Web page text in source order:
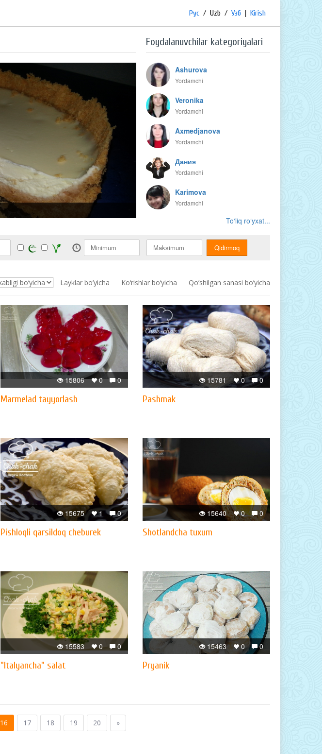
Рус / Uzb / Узб | Kirish
Foydalanuvchilar kategoriyalari
Ashurova
Yordamchi
Veronika
Yordamchi
Axmedjanova
Yordamchi
Дания
Yordamchi
Karimova
Yordamchi
To‘liq ro‘yxat...
Layklar bo’yicha Ko‘rishlar bo‘yicha Qo’shilgan sanasi bo’yicha
0
0
15806
Marmelad tayyorlash
0
0
15781
Pashmak
0
1
15675
Pishloqli qarsildoq cheburek
0
0
15640
Shotlandcha tuxum
0
0
15583
"Italyancha" salat
0
0
15463
Pryanik
16 17 18 19 20 »